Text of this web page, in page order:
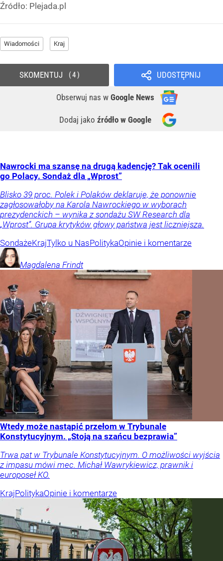
Źródło: Plejada.pl
Wiadomości Kraj
UDOSTĘPNIJ
Obserwuj nas w Google News
Dodaj jako źródło w Google
SKOMENTUJ 4
Nawrocki ma szansę na drugą kadencję? Tak ocenili
go Polacy. Sondaż dla „Wprost”
Blisko 39 proc. Polek i Polaków deklaruje, że ponownie
zagłosowałoby na Karola Nawrockiego w wyborach
prezydenckich – wynika z sondażu SW Research dla
„Wprost”. Grupa krytyków głowy państwa jest liczniejsza.
SondażeKrajTylko u NasPolitykaOpinie i komentarze
Magdalena Frindt
Wtedy może nastąpić przełom w Trybunale
Konstytucyjnym. „Stoją na szańcu bezprawia”
Trwa pat w Trybunale Konstytucyjnym. O możliwości wyjścia
z impasu mówi mec. Michał Wawrykiewicz, prawnik i
europoseł KO.
KrajPolitykaOpinie i komentarze